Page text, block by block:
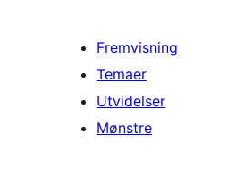
Fremvisning
Temaer
Utvidelser
Mønstre